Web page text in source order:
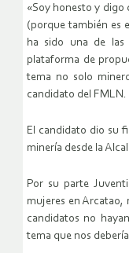
«Soy honesto y digo
(porque también es
ha sido una de las
plataforma de
tema no solo
candidato del FMLN.
El candidato dio su
minería desde la
Por su parte
mujeres en Arcatao,
candidatos no
tema que nos